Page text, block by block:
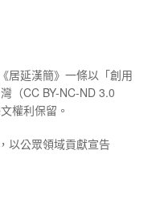
居延漢簡》一條以「創用
（CC BY-NC-ND 3.0
權利保留。
以公眾領域貢獻宣告